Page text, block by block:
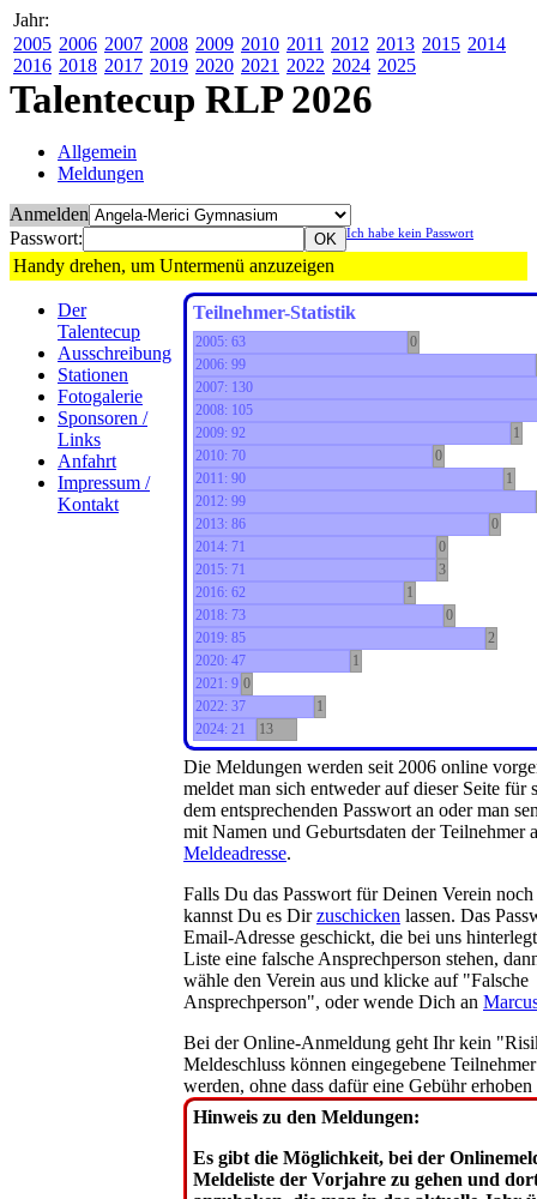
Talentecup RLP 2026
Anmelden
Passwort:
Ich habe kein Passwort
Allgemein
Meldungen
Handy drehen, um Untermenü anzuzeigen
Jahr:
2005 2006 2007 2008 2009 2010 2011 2012 2013 2015 2014
2016 2018 2017 2019 2020 2021 2022 2024 2025
Der
Talentecup
Ausschreibung
Stationen
Fotogalerie
Sponsoren /
Links
Anfahrt
Impressum /
Kontakt
Teilnehmer-Statistik
2005: 63
0
2006: 99
2007: 130
2008: 105
2009: 92
1
2010: 70
0
2011: 90
1
2012: 99
2013: 86
0
2014: 71
0
2015: 71
3
2016: 62
1
2018: 73
0
2019: 85
2
2020: 47
1
2021: 9 0
2022: 37
1
2024: 21
13
Die Meldungen werden seit 2006 online
meldet man sich entweder auf dieser Seite für
dem entsprechenden Passwort an oder man
mit Namen und Geburtsdaten der Teilnehmer
Meldeadresse.
Falls Du das Passwort für Deinen Verein
kannst Du es Dirzuschicken lassen. Das
Email-Adresse geschickt, die bei uns
Liste eine falsche Ansprechperson stehen,
wähle den Verein aus und klicke auf "Falsche
Ansprechperson", oder wende Dich an
Bei der Online-Anmeldung geht Ihr kein
Meldeschluss können eingegebene
werden, ohne dass dafür eine Gebühr
Hinweis zu den Meldungen:
Es gibt die Möglichkeit, bei der
Meldeliste der Vorjahre zu gehen und